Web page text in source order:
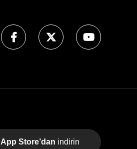
App Store’dan indirin